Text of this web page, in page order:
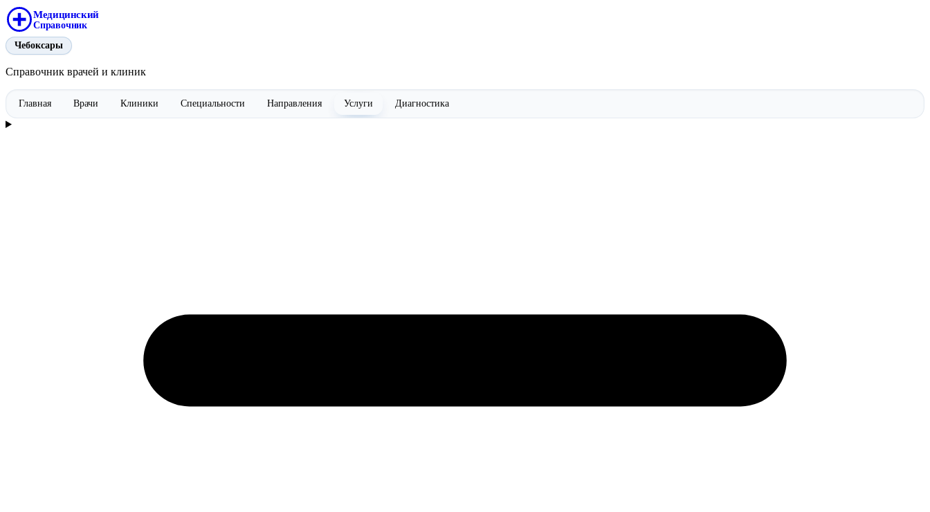
Медицинский
Справочник
Чебоксары
Справочник врачей и клиник
Главная Врачи Клиники Специальности Направления Услуги Диагностика